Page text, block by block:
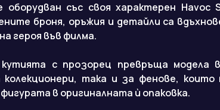
оборудван със своя характерен Havoc
броня, оръжия и детайли са
героя във филма.
с прозорец превръща модела
колекционери, така и за фенове,
в оригиналната ѝ опаковка.